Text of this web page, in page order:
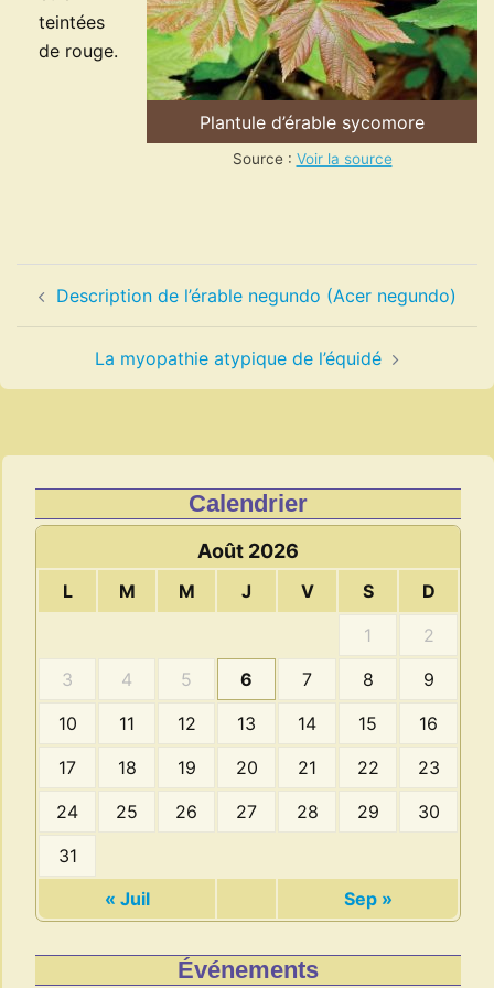
Plantule d’érable sycomore
Source : Voir la source
teintées
de rouge.
d’article
Description de l’érable negundo (Acer negundo)
La myopathie atypique de l’équidé
Calendrier
Août 2026
L M M J V S
D
1
2
3
4 5 6 7 8
9
10
11 12 13 14 15
16
17
18 19 20 21 22
23
24
25 26 27 28 29
30
31
« Juil
Sep »
Événements